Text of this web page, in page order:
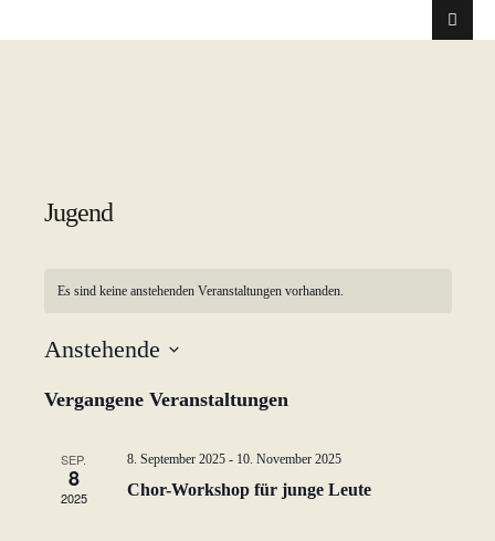
Jugend
Es sind keine anstehenden Veranstaltungen vorhanden.
Anstehende
a
Vergangene Veranstaltungen
SEP.
8
2025
8. September 2025- 10. November 2025
Chor-Workshop für junge Leute